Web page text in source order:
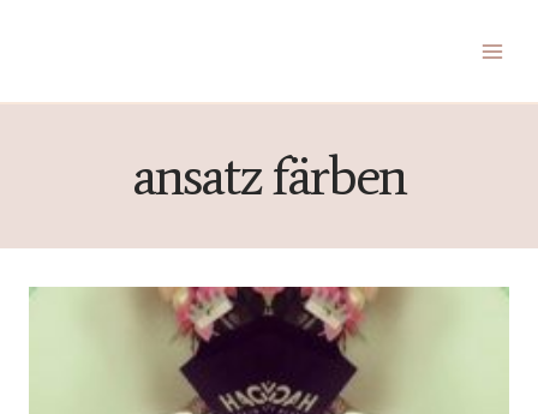
ansatz färben